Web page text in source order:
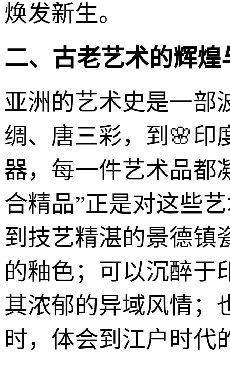
焕发新生。
二、古老艺术的辉煌
亚洲的艺术史是一部
绸、唐三彩，到🌸印
器，每一件艺术品都
合精品”正是对这些
到技艺精湛的景德镇
的釉色；可以沉醉于
其浓郁的异域风情；
时，体会到江户时代